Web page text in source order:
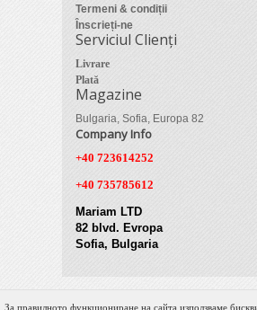
Termeni & condiții
Înscrieți-ne
Serviciul Clienți
Livrare
Plată
Magazine
Bulgaria, Sofia, Europa 82
Company Info
+40 723614252
+40 735785612
Mariam LTD
82 blvd. Evropa
Sofia, Bulgaria
За правилното функциониране на сайта използваме